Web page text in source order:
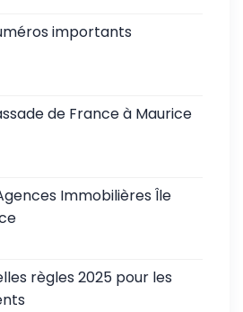
importants
de France à Maurice
Immobilières Île
règles 2025 pour les